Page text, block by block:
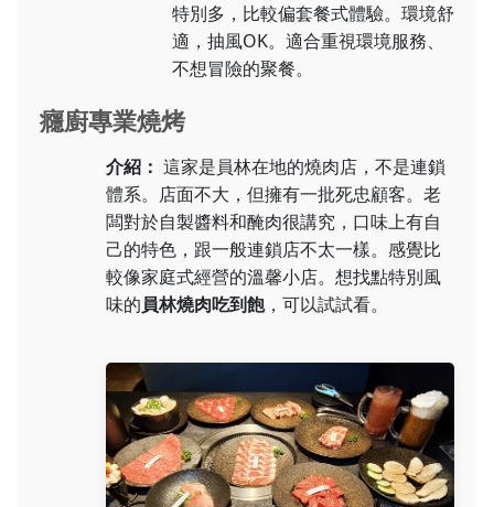
特別多，比較偏套餐式體驗。環境舒
適，抽風OK。適合重視環境服務、
不想冒險的聚餐。
癮廚專業燒烤
介紹： 這家是員林在地的燒肉店，不是連鎖
體系。店面不大，但擁有一批死忠顧客。老
闆對於自製醬料和醃肉很講究，口味上有自
己的特色，跟一般連鎖店不太一樣。感覺比
較像家庭式經營的溫馨小店。想找點特別風
味的員林燒肉吃到飽，可以試試看。